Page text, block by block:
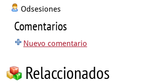
Odsesiones
Comentarios
Nuevo comentario
Relaccionados